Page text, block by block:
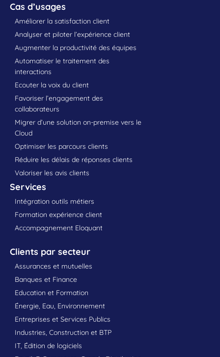
Cas d’usages
Améliorer la satisfaction client
Analyser et piloter l’expérience client
Augmenter la productivité des équipes
Automatiser le traitement des
interactions
Ecouter la voix du client
Favoriser l’engagement des
collaborateurs
Migrer d’une solution on-premise vers le
Cloud
Optimiser les parcours clients
Réduire les délais de réponses clients
Valoriser les avis clients
Services
Intégration outils métiers
Formation expérience client
Accompagnement Eloquant
Clients par secteur
Assurances et mutuelles
Banques et Finance
Education et Formation
Énergie, Eau, Environnement
Entreprises et Services Publics
Industries, Construction et BTP
IT, Édition de logiciels